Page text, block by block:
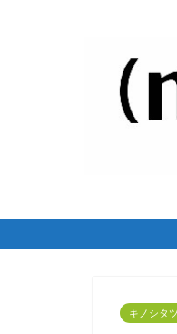
キノシタ